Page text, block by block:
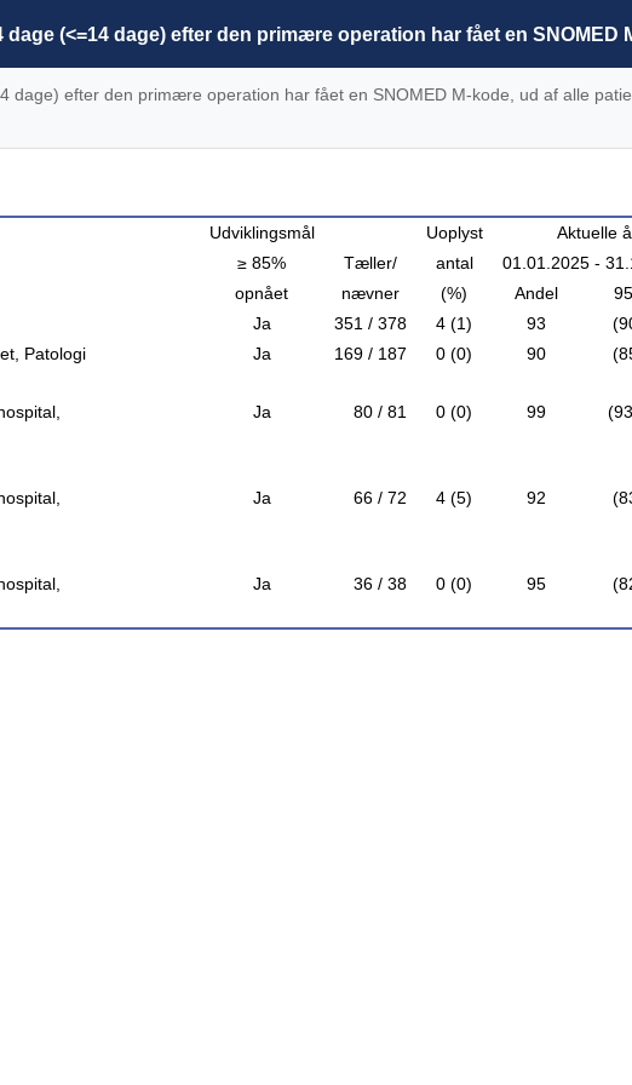
(<=14 dage) efter den primære operation har fået en SNOMED
dage) efter den primære operation har fået en SNOMED M-kode, ud af alle
Udviklingsmål Uoplyst Aktuelle
≥ 85%
Tæller/ antal 01.01.2025 -
opnået
nævner (%) Andel
Ja 351 / 378 4 (1) 93
Patologi
Ja 169 / 187 0 (0) 90
Ja 80 / 81 0 (0) 99
Ja 66 / 72 4 (5) 92
Ja 36 / 38 0 (0) 95